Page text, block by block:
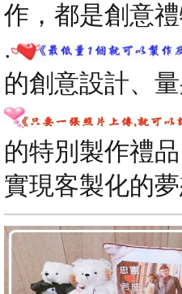
作，都是創意禮
.
的創意設計、
的特別製作禮品
實現客製化的夢